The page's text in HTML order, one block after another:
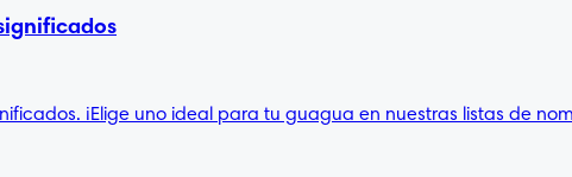
¡Elige uno ideal para tu guagua en nuestras listas de